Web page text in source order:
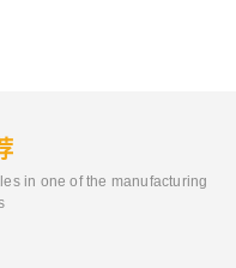
in one of the manufacturing